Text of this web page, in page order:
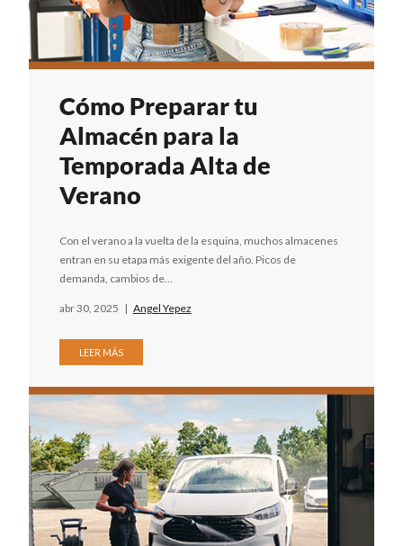
Cómo Preparar tu
Almacén para la
Temporada Alta de
Verano
Con el verano a la vuelta de la esquina, muchos almacenes
entran en su etapa más exigente del año. Picos de
demanda, cambios de...
abr 30, 2025 | Angel Yepez
LEER MÁS